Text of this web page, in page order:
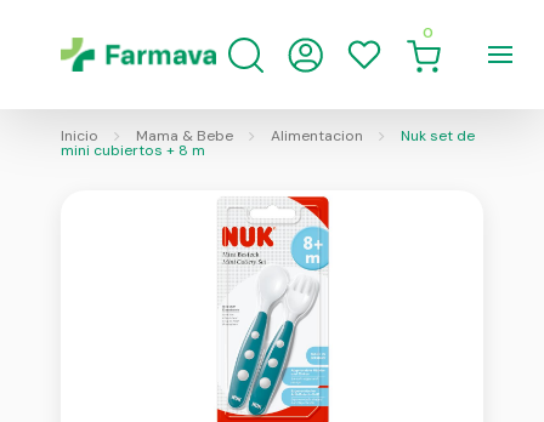
0
Inicio Mama & Bebe Alimentacion Nuk set de
mini cubiertos + 8 m